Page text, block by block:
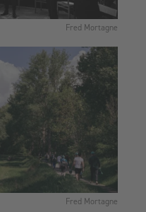
Fred Mortagne
Fred Mortagne